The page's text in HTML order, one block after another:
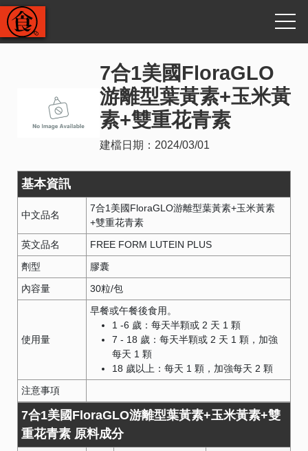
7合1美國FloraGLO​
游離型葉黃素+玉米黃
素+雙重花青素
建檔日期： 2024/03/01
基本資訊
中文品名
7合1美國FloraGLO​游離型葉黃素+玉米黃素
+雙重花青素
英文品名
FREE FORM LUTEIN PLUS
劑型
膠囊
內容量
30粒/包
使用量
早餐或午餐後食用。
1 -6 歲：每天半顆或 2 天 1 顆
7 - 18 歲：每天半顆或 2 天 1 顆，加強
每天 1 顆
18 歲以上：每天 1 顆，加強每天 2 顆
注意事項
7合1美國FloraGLO​游離型葉黃素+玉米黃素+雙
重花青素 原料成分